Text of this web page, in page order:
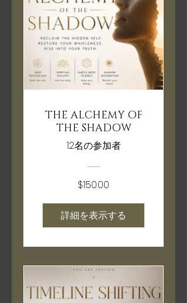
THE ALCHEMY OF
THE SHADOW
12名の参加者
$150.00
詳細を表示する